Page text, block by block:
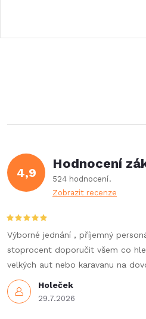
4,9
Hodnocení
524 hodnocení
Zobrazit recenze
Holeček
29.7.2026
Výborné jednání , příjemný
stoprocent doporučit všem co
velkých aut nebo karavanu na